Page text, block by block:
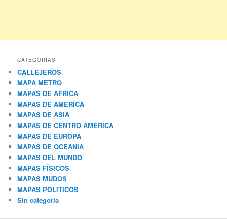
CATEGORÍAS
CALLEJEROS
MAPA METRO
MAPAS DE AFRICA
MAPAS DE AMERICA
MAPAS DE ASIA
MAPAS DE CENTRO AMERICA
MAPAS DE EUROPA
MAPAS DE OCEANIA
MAPAS DEL MUNDO
MAPAS FÍSICOS
MAPAS MUDOS
MAPAS POLITICOS
Sin categoría